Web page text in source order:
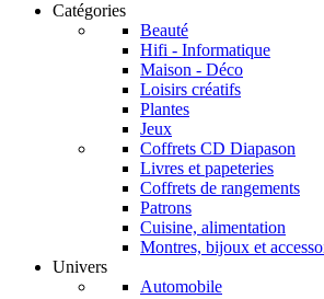
Catégories
Beauté
Hifi - Informatique
Maison - Déco
Loisirs créatifs
Plantes
Jeux
Coffrets CD Diapason
Livres et papeteries
Coffrets de rangements
Patrons
Cuisine, alimentation
Montres, bijoux et
Univers
Automobile